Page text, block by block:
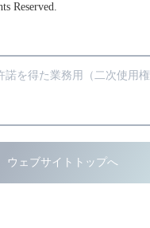
Reserved.
を得た業務用（二次使用権
ウェブサイトトップへ